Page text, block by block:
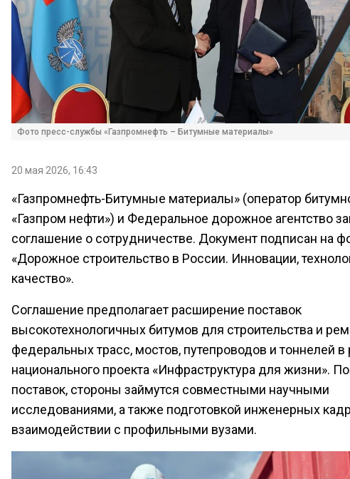
Фото пресс-службы «Газпромнефть – Битумные материалы»
20 мая 2026, 16:43
«Газпромнефть-Битумные материалы» (оператор
«Газпром нефти») и Федеральное дорожное агентство
соглашение о сотрудничестве. Документ подписан на
«Дорожное строительство в России. Инновации,
качество».
Соглашение предполагает расширение поставок
высокотехнологичных битумов для строительства и
федеральных трасс, мостов, путепроводов и тоннелей в
национального проекта «Инфраструктура для жизни».
поставок, стороны займутся совместными научными
исследованиями, а также подготовкой инженерных
взаимодействии с профильными вузами.